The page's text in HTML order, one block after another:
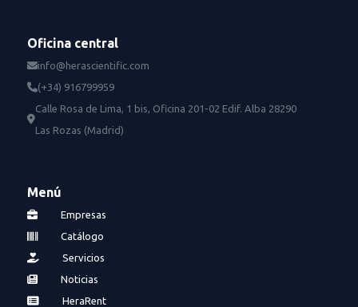
Oficina central
info@herascientific.com
(+34) 916799959
Calle Rosa de Lima, 1 bis, Oficina 201-02 Edif. Alba 28290
Las Rozas (Madrid)
Menú
Empresas
Catálogo
Servicios
Noticias
HeraRent